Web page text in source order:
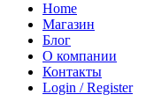
Home
Магазин
Блог
О компании
Контакты
Login / Register